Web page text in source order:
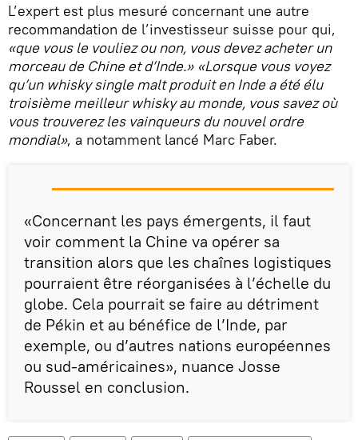
L’expert est plus mesuré concernant une autre
recommandation de l’investisseur suisse pour qui,
«que vous le vouliez ou non, vous devez acheter un
morceau de Chine et d’Inde.» «Lorsque vous voyez
qu’un whisky single malt produit en Inde a été élu
troisième meilleur whisky au monde, vous savez où
vous trouverez les vainqueurs du nouvel ordre
mondial», a notamment lancé Marc Faber.
«Concernant les pays émergents, il faut
voir comment la Chine va opérer sa
transition alors que les chaînes logistiques
pourraient être réorganisées à l’échelle du
globe. Cela pourrait se faire au détriment
de Pékin et au bénéfice de l’Inde, par
exemple, ou d’autres nations européennes
ou sud-américaines», nuance Josse
Roussel en conclusion.